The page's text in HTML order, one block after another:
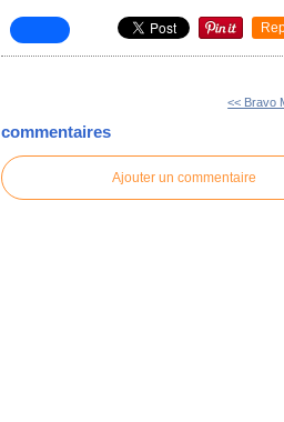
<< Bravo
commentaires
Ajouter un commentaire